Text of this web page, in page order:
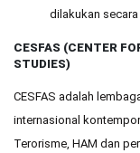
dilakukan secara
CESFAS (CENTER
STUDIES)
CESFAS adalah
internasional
Terorisme, HAM dan